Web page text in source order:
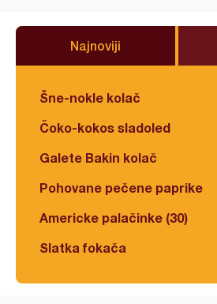
Najnoviji
Šne-nokle kolač
Čoko-kokos sladoled
Galete Bakin kolač
Pohovane pečene paprike
Americke palačinke (30)
Slatka fokača